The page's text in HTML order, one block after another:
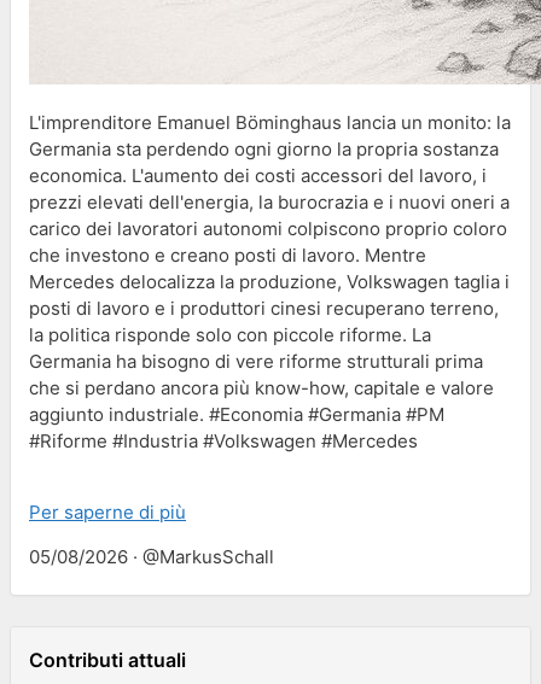
L'imprenditore Emanuel Böminghaus lancia un monito: la
Germania sta perdendo ogni giorno la propria sostanza
economica. L'aumento dei costi accessori del lavoro, i
prezzi elevati dell'energia, la burocrazia e i nuovi oneri a
carico dei lavoratori autonomi colpiscono proprio coloro
che investono e creano posti di lavoro. Mentre
Mercedes delocalizza la produzione, Volkswagen taglia i
posti di lavoro e i produttori cinesi recuperano terreno,
la politica risponde solo con piccole riforme. La
Germania ha bisogno di vere riforme strutturali prima
che si perdano ancora più know-how, capitale e valore
aggiunto industriale. #Economia #Germania #PM
#Riforme #Industria #Volkswagen #Mercedes
Per saperne di più
05/08/2026 · @MarkusSchall
Contributi attuali